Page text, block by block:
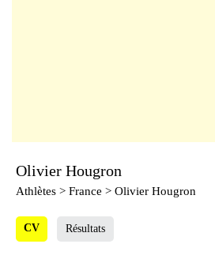
Olivier Hougron
Athlètes > France > Olivier Hougron
CV Résultats